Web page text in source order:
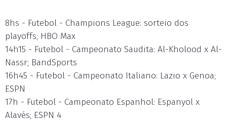
8hs - Futebol - Champions League: sorteio dos
playoffs; HBO Max
14h15 - Futebol - Campeonato Saudita: Al-Kholood x Al-
Nassr; BandSports
16h45 - Futebol - Campeonato Italiano: Lazio x Genoa;
ESPN
17h - Futebol - Campeonato Espanhol: Espanyol x
Alavés; ESPN 4